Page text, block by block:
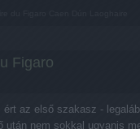
Figaro
ért az első szakasz -
után nem sokkal ugyanis